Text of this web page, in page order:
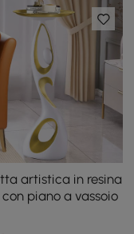
artistica in resina
piano a vassoio